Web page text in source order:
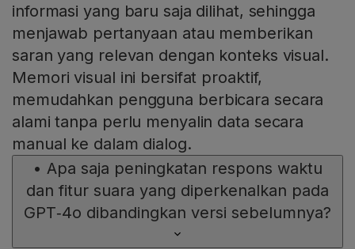
informasi yang baru saja dilihat, sehingga
menjawab pertanyaan atau memberikan
saran yang relevan dengan konteks visual.
Memori visual ini bersifat proaktif,
memudahkan pengguna berbicara secara
alami tanpa perlu menyalin data secara
manual ke dalam dialog.
• Apa saja peningkatan respons waktu
dan fitur suara yang diperkenalkan pada
GPT‑4o dibandingkan versi sebelumnya?